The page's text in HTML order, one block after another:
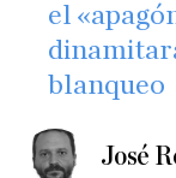
el
blanqueo
José